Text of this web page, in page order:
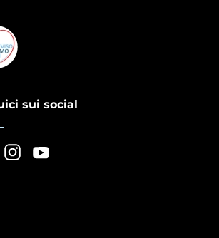
sui social